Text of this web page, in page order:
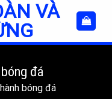
VÀ
đá
bóng đá